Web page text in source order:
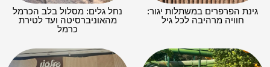
גינת הפרפרים במשתלות יגור:
חוויה מרהיבה לכל גיל
נחל גלים: מסלול בלב הכרמל
מהאוניברסיטה ועד לטירת
כרמל